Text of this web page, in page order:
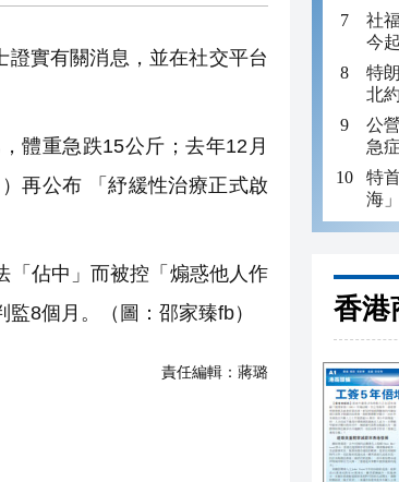
實有關消息，並在社交平台
體重急跌15公斤；去年12月
再公布 「紓緩性治療正式啟
佔中」而被控「煽惑他人作
8個月。（圖：邵家臻fb）
責任編輯： 蔣璐
社
今
至
特
北約
公
急
特
海
香港